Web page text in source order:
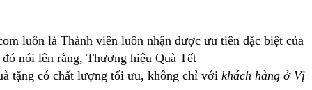
luôn là Thành viên luôn nhận được ưu tiên đặc biệt của
nói lên rằng, Thương hiệu Quà Tết
tặng có chất lượng tối ưu, không chỉ với khách hàng ở Vị